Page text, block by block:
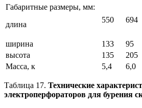
Габаритные размеры, мм:
длина
550 694
ширина 133 95
высота
135 205
Масса, к
5,4 6,0
Таблица 17. Технические
электроперфораторов для бурения